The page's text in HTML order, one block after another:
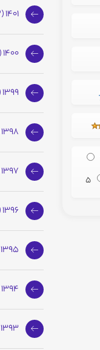
5
1401 (12)
1400 (18)
1399 (27)
1398 (18)
1397 (39)
1396 (73)
1395 (93)
1394 (111)
1393 (101)